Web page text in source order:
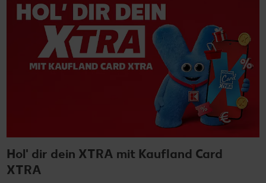
Hol' dir dein XTRA mit Kaufland Card
XTRA